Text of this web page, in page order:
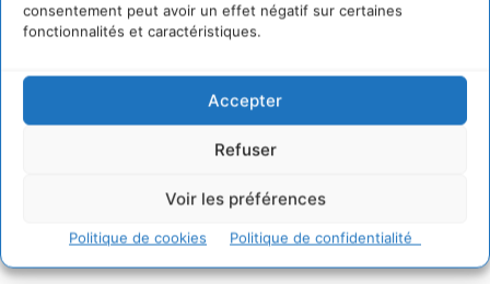
consentement peut avoir un effet négatif sur certaines
fonctionnalités et caractéristiques.
Accepter
Refuser
Voir les préférences
Politique de cookies Politique de confidentialité
Sur Cdurable